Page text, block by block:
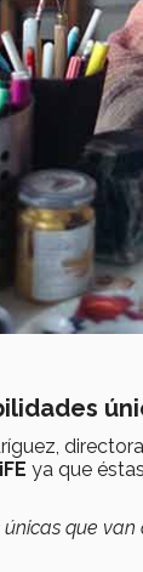
ya que
únicas que